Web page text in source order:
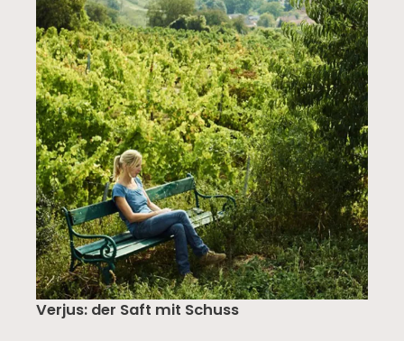
Verjus: der Saft mit Schuss